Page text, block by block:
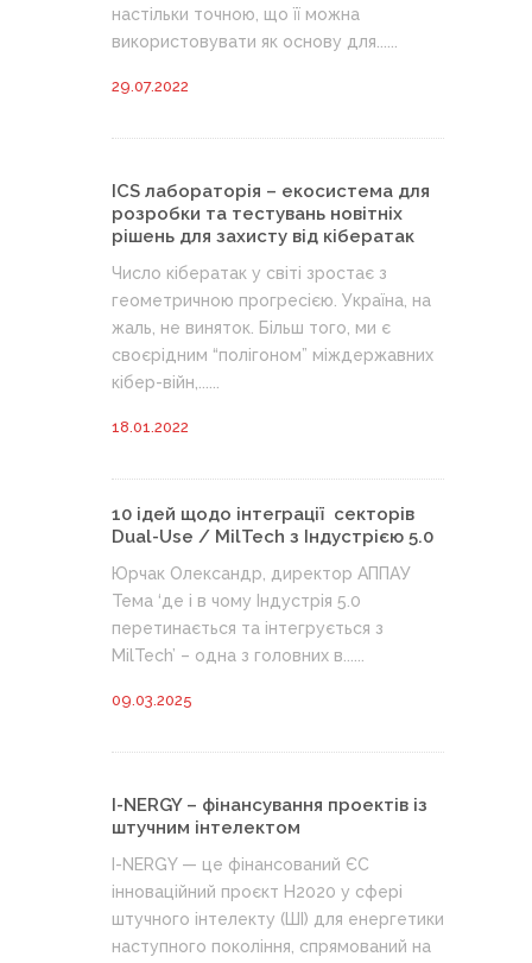
настільки точною, що її можна
використовувати як основу для......
29.07.2022
ICS лабораторія – екосистема для
розробки та тестувань новітніх
рішень для захисту від кібератак
Число кібератак у світі зростає з
геометричною прогресією. Україна, на
жаль, не виняток. Більш того, ми є
своєрідним “полігоном” міждержавних
кібер-війн,......
18.01.2022
10 ідей щодо інтеграції секторів
Dual-Use / MilTech з Індустрією 5.0
Юрчак Олександр, директор АППАУ
Тема ‘де і в чому Індустрія 5.0
перетинається та інтегрується з
MilTech’ – одна з головних в......
09.03.2025
I-NERGY – фінансування проектів із
штучним інтелектом
I-NERGY — це фінансований ЄС
інноваційний проєкт H2020 у сфері
штучного інтелекту (ШІ) для енергетики
наступного покоління, спрямований на